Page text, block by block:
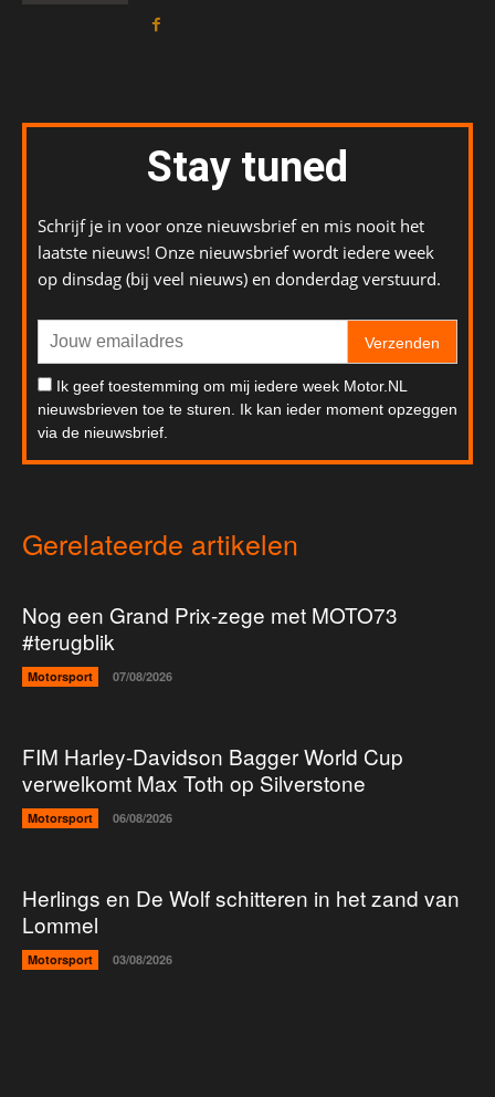
Stay tuned
Schrijf je in voor onze nieuwsbrief en mis nooit het
laatste nieuws! Onze nieuwsbrief wordt iedere week
op dinsdag (bij veel nieuws) en donderdag verstuurd.
Verzenden
Ik geef toestemming om mij iedere week Motor.NL
nieuwsbrieven toe te sturen. Ik kan ieder moment opzeggen
via de nieuwsbrief.
Gerelateerde artikelen
Nog een Grand Prix-zege met MOTO73
#terugblik
Motorsport 07/08/2026
FIM Harley-Davidson Bagger World Cup
verwelkomt Max Toth op Silverstone
Motorsport 06/08/2026
Herlings en De Wolf schitteren in het zand van
Lommel
Motorsport 03/08/2026